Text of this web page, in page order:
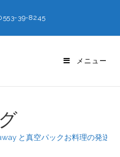
39-8245
メニュー
と真空パックお料理の発送